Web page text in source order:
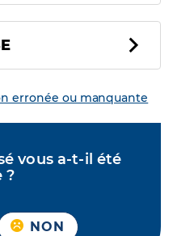
erronée ou manquante
vous a-t-il été
?
NON